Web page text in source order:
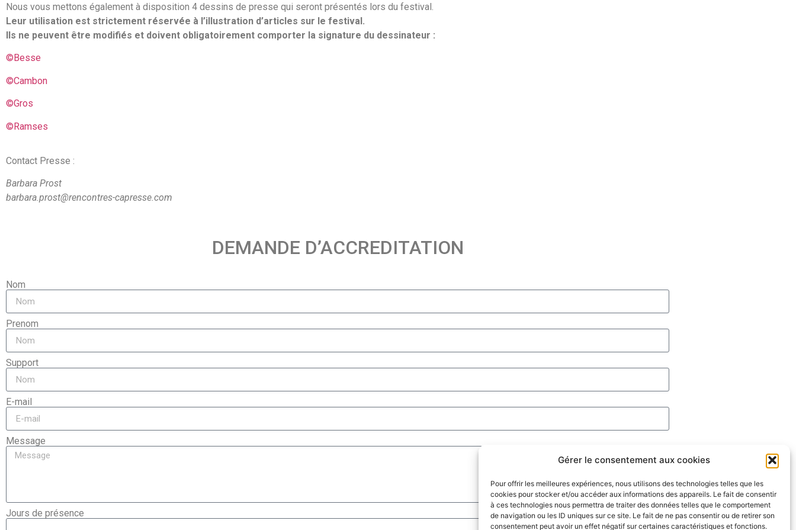
Gérer le consentement aux cookies
Pour offrir les meilleures expériences, nous utilisons des technologies telles que les
cookies pour stocker et/ou accéder aux informations des appareils. Le fait de consentir
à ces technologies nous permettra de traiter des données telles que le comportement
de navigation ou les ID uniques sur ce site. Le fait de ne pas consentir ou de retirer son
consentement peut avoir un effet négatif sur certaines caractéristiques et fonctions.
Nous vous mettons également à disposition 4 dessins de presse qui seront présentés lors du festival.
Leur utilisation est strictement réservée à l’illustration d’articles sur le festival.
Ils ne peuvent être modifiés et doivent obligatoirement comporter la signature du dessinateur :
©Besse
©Cambon
©Gros
©Ramses
Contact Presse :
Barbara Prost
barbara.prost@rencontres-capresse.com
DEMANDE D’ACCREDITATION
Nom
Prenom
Support
E-mail
Message
Jours de présence